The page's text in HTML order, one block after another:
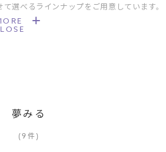
選べるラインナップをご用意しています。
夢みる
(9件)